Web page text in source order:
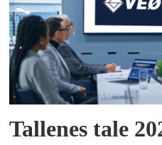
Tallenes tale